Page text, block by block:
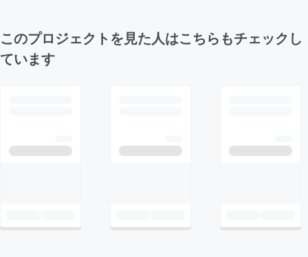
このプロジェクトを見た人はこちらもチェックし
ています